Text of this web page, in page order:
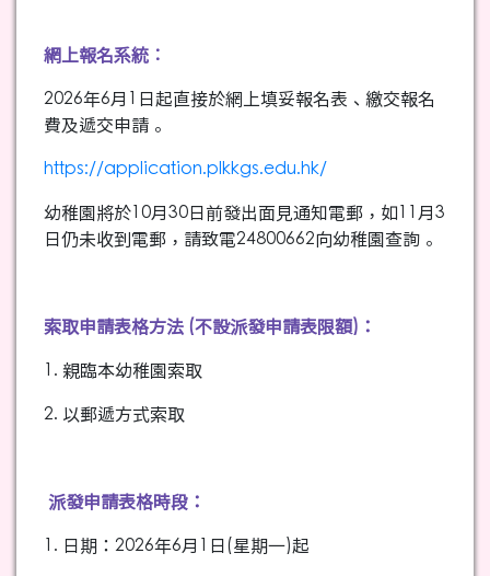
網上報名系統︰
2026年6月1日起直接於網上填妥報名表、繳交報名
費及遞交申請。
https://application.plkkgs.edu.hk/
幼稚園將於10月30日前發出面見通知電郵，如11月3
日仍未收到電郵，請致電24800662向幼稚園查詢。
索取申請表格方法 (不設派發申請表限額)：
1. 親臨本幼稚園索取
2. 以郵遞方式索取
派發申請表格時段：
1. 日期：2026年6月1日(星期一)起